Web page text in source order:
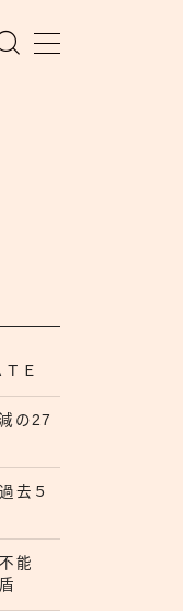
Ｅ
の27
去５
能